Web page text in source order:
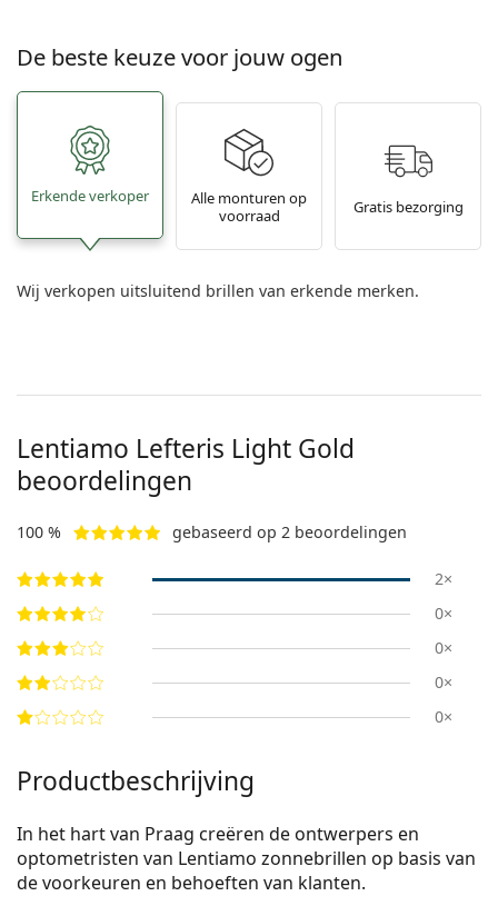
De beste keuze voor jouw ogen
Erkende verkoper
Alle monturen op
voorraad
Gratis bezorging
Wij verkopen uitsluitend brillen van erkende merken.
Lentiamo Lefteris Light Gold
beoordelingen
100 % gebaseerd op 2 beoordelingen
2×
0×
0×
0×
0×
Productbeschrijving
In het hart van Praag creëren de ontwerpers en
optometristen van Lentiamo zonnebrillen op basis van
de voorkeuren en behoeften van klanten.